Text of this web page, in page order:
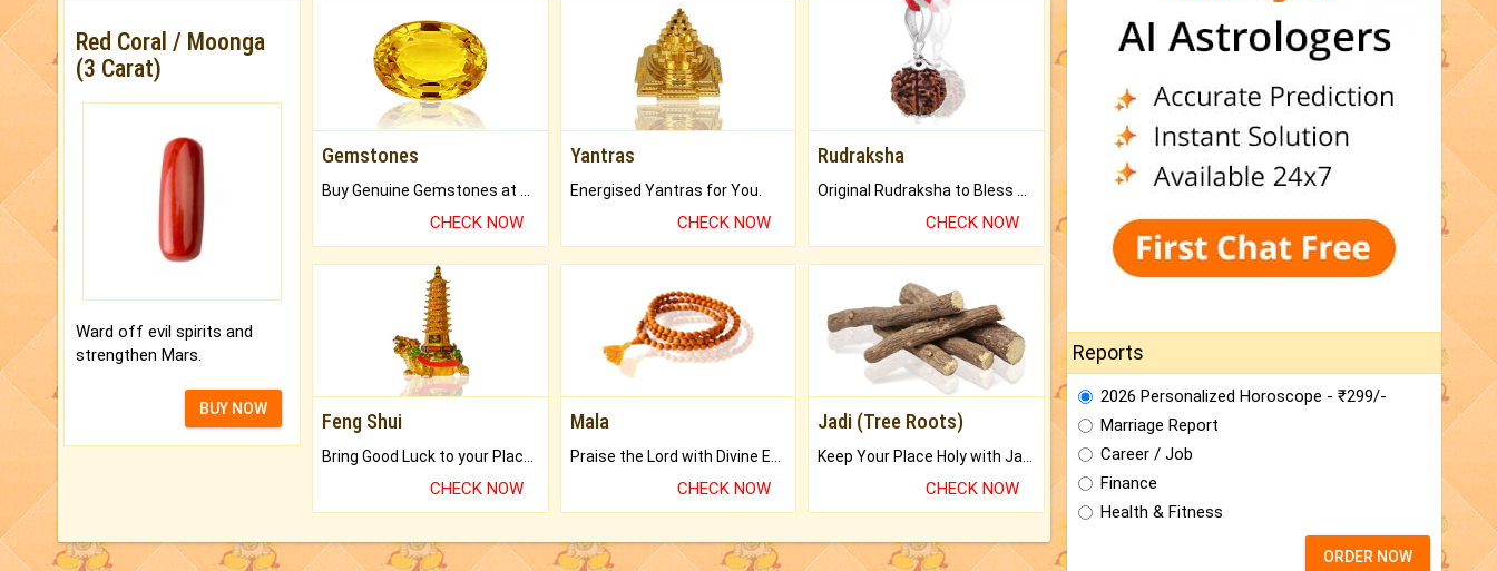
Red Coral / Moonga
(3 Carat)
Ward off evil spirits and
strengthen Mars.
BUY NOW
Gemstones
CHECK NOW
Yantras
Energised Yantras for You.
CHECK NOW
Rudraksha
CHECK NOW
Feng Shui
Bring Good Luck to your Place with Feng Shui.
CHECK NOW
Mala
Praise the Lord with Divine Energies of Mala.
CHECK NOW
Jadi (Tree Roots)
Keep Your Place Holy with Jadi.
CHECK NOW
Reports
2026 Personalized Horoscope - ₹299/-
Marriage Report
Career / Job
Finance
Health & Fitness
ORDER NOW